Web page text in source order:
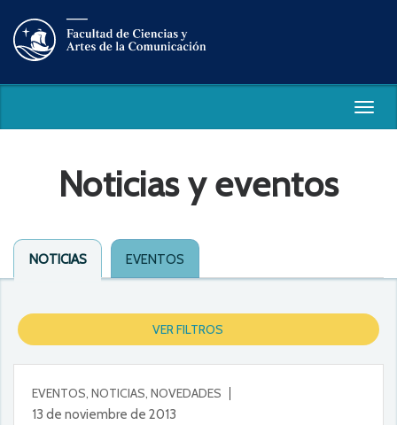
Noticias y eventos
NOTICIAS EVENTOS
VER FILTROS
EVENTOS, NOTICIAS, NOVEDADES
13 de noviembre de 2013